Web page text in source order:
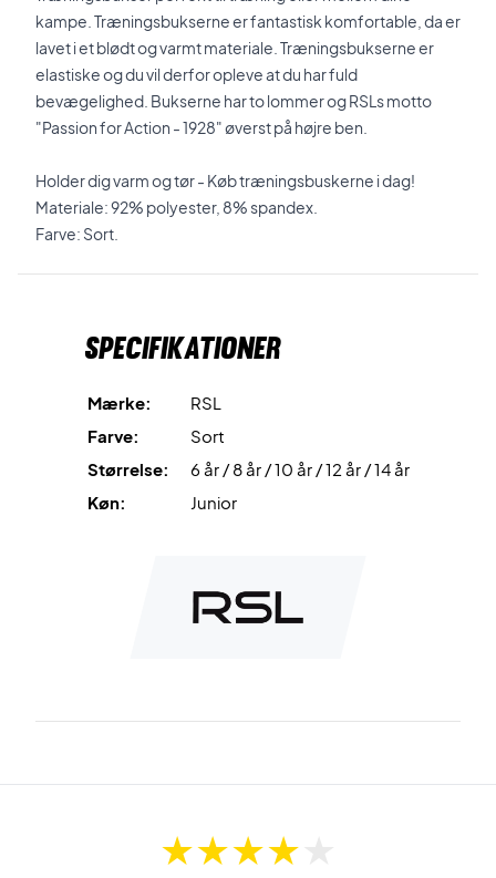
kampe. Træningsbukserne er fantastisk komfortable, da er
lavet i et blødt og varmt materiale. Træningsbukserne er
elastiske og du vil derfor opleve at du har fuld
bevægelighed. Bukserne har to lommer og RSLs motto
"Passion for Action - 1928" øverst på højre ben.
Holder dig varm og tør - Køb træningsbuskerne i dag!
Materiale: 92% polyester, 8% spandex.
Farve: Sort.
Specifikationer
Mærke:
RSL
Farve:
Sort
Størrelse:
6 år / 8 år / 10 år / 12 år / 14 år
Køn:
Junior